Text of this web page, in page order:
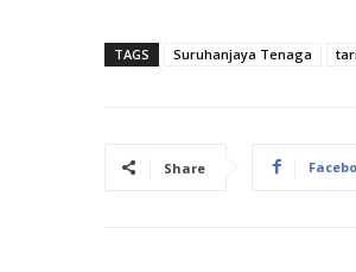
TAGS Suruhanjaya Tenaga
Share